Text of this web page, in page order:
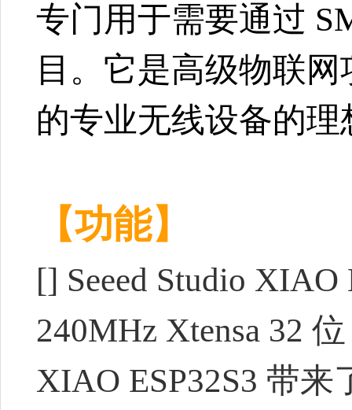
专门用于需要通过
目。它是高级物联
的专业无线设备的理
【功能】
[] Seeed Studio XIAO
240MHz Xtensa 32
XIAO ESP32S3 带